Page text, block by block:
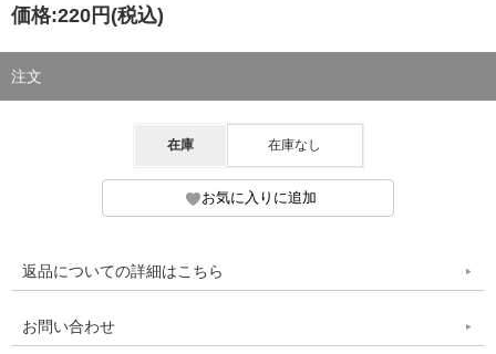
価格:220円 (税込)
注文
在庫 在庫なし
返品についての詳細はこちら
お問い合わせ